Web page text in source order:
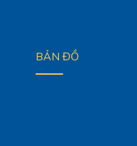
BẢN ĐỒ